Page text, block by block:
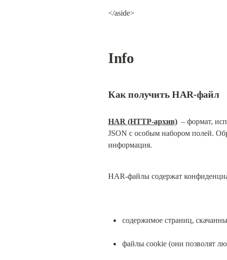
</aside>
Info
Как получить HAR-файл
HAR (HTTP-архив) – формат,
JSON с особым набором полей.
информация.
HAR-файлы содержат
содержимое страниц,
файлы cookie (они позволят